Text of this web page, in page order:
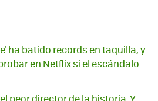
ha batido records en taquilla, y
en Netflix si el escándalo